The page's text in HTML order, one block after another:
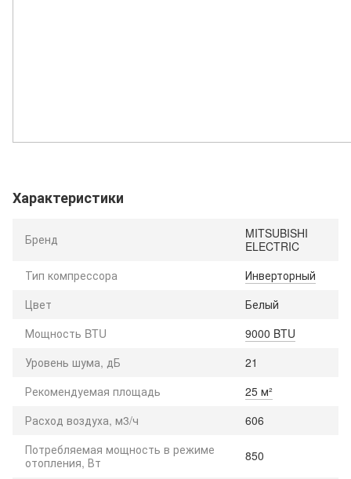
Характеристики
Бренд
MITSUBISHI
ELECTRIC
Тип компрессора
Инверторный
Цвет
Белый
Мощность BTU
9000 BTU
Уровень шума, дБ
21
Рекомендуемая площадь
25 м²
Расход воздуха, м3/ч
606
Потребляемая мощность в режиме
отопления, Вт
850